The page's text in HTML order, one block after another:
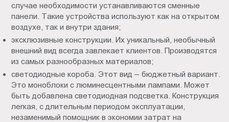
случае необходимости устанавливаются сменные
панели. Такие устройства используют как на открытом
воздухе, так и внутри здания;
эксклюзивные конструкции. Их уникальный, необычный
внешний вид всегда завлекает клиентов. Производятся
из самых разнообразных материалов;
светодиодные короба. Этот вид – бюджетный вариант.
Это моноблоки с люминесцентными лампами. Может
быть добавлена светодиодная подсветка. Конструкция
легкая, с длительным периодом эксплуатации,
незаменимый помощник в экономии затрат на